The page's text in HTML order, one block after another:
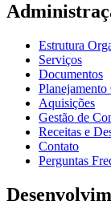
Estrutura
Serviços
Documentos
Aquisições
Gestão de
Receitas e
Contato
Perguntas